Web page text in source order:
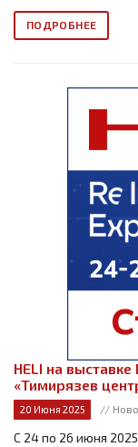
ПОДРОБНЕЕ
HELI на
«Тимирязев
20 Июня 2025 //
С 24 по 26 июня